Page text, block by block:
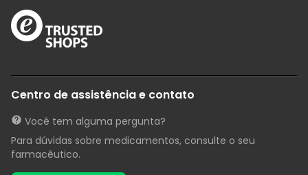
Centro de assistência e contato
Você tem alguma pergunta?
Para dúvidas sobre medicamentos, consulte o seu
farmacêutico.